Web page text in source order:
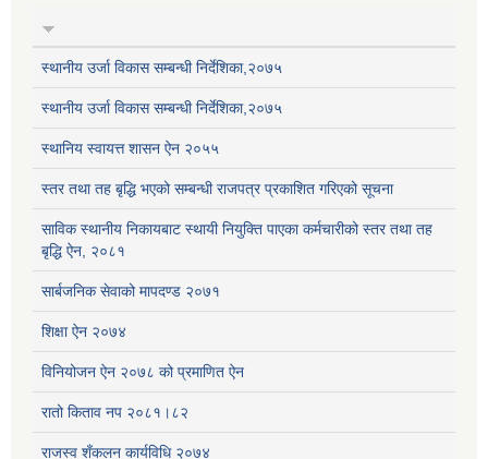
स्थानीय उर्जा विकास सम्बन्धी निर्देशिका,२०७५
स्थानीय उर्जा विकास सम्बन्धी निर्देशिका,२०७५
स्थानिय स्वायत्त शासन ऐन २०५५
स्तर तथा तह बृद्धि भएको सम्बन्धी राजपत्र प्रकाशित गरिएको सूचना
साविक स्थानीय निकायबाट स्थायी नियुक्ति पाएका कर्मचारीको स्तर तथा तह
बृद्धि ऐन, २०८१
सार्बजनिक सेवाको मापदण्ड २०७१
शिक्षा ऐन २०७४
विनियोजन ऐन २०७८ को प्रमाणित ऐन
रातो किताव नप २०८१।८२
राजस्व शँकलन कार्यविधि २०७४